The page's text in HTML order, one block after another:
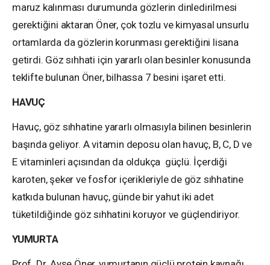
maruz kalınması durumunda gözlerin dinledirilmesi
gerektiğini aktaran Öner, çok tozlu ve kimyasal unsurlu
ortamlarda da gözlerin korunması gerektiğini lisana
getirdi. Göz sıhhati için yararlı olan besinler konusunda
teklifte bulunan Öner, bilhassa 7 besini işaret etti.
HAVUÇ
Havuç, göz sıhhatine yararlı olmasıyla bilinen besinlerin
başında geliyor. A vitamin deposu olan havuç, B, C, D ve
E vitaminleri açısından da oldukça güçlü. İçerdiği
karoten, şeker ve fosfor içerikleriyle de göz sıhhatine
katkıda bulunan havuç, günde bir yahut iki adet
tüketildiğinde göz sıhhatini koruyor ve güçlendiriyor.
YUMURTA